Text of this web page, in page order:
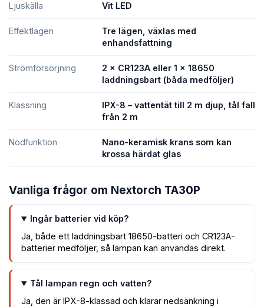
Ljuskälla Vit LED
Effektlägen
Tre lägen, växlas med
enhandsfattning
Strömförsörjning
2 × CR123A eller 1 × 18650
laddningsbart (båda medföljer)
Klassning
IPX-8 – vattentät till 2 m djup, tål fall
från 2 m
Nödfunktion
Nano-keramisk krans som kan
krossa härdat glas
Vanliga frågor om Nextorch TA30P
Ingår batterier vid köp?
Ja, både ett laddningsbart 18650-batteri och CR123A-
batterier medföljer, så lampan kan användas direkt.
Tål lampan regn och vatten?
Ja, den är IPX-8-klassad och klarar nedsänkning i